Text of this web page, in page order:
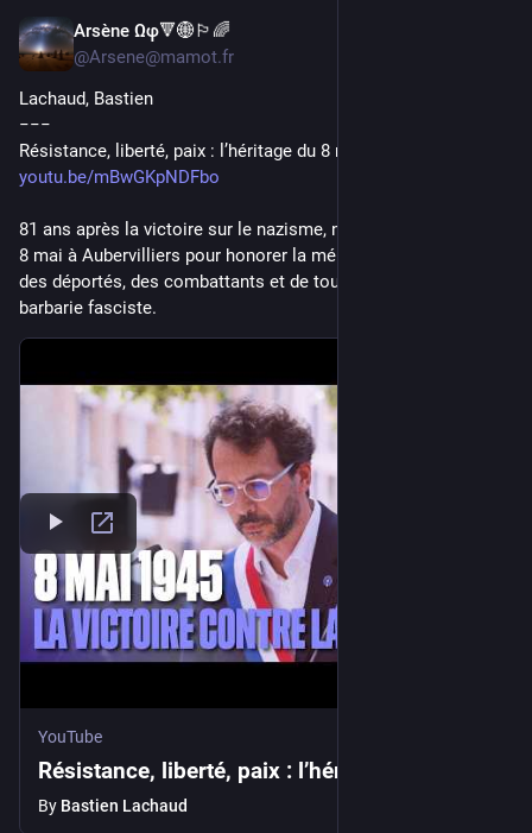
Arsène Ωφ🔻🌐🏳️‍🌈
@Arsene@mamot.fr
Lachaud, Bastien
−−−
Résistance, liberté, paix : l’héritage du 8 mai
youtu.be/mBwGKpNDFbo
81 ans après la victoire sur le nazisme, nous étions réunis ce
8 mai à Aubervilliers pour honorer la mémoire des résistants,
des déportés, des combattants et de toutes les victimes de la
barbarie fasciste.
YouTube
Résistance, liberté, paix : l’héritage du 8 mai
By Bastien Lachaud